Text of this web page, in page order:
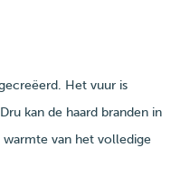
Het vuur is
kan de haard branden in
van het volledige